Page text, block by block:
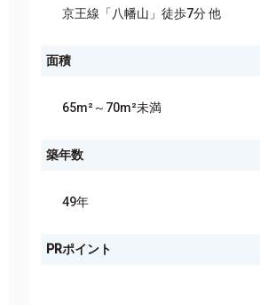
京王線「八幡山」徒歩7分 他
面積
65m²～70m²未満
築年数
49年
PRポイント